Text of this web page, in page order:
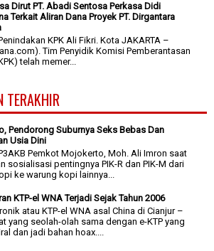
Dirut PT. Abadi Sentosa Perkasa Didi
Terkait Aliran Dana Proyek PT. Dirgantara
KPK Ali Fikri. Kota JAKARTA –
Tim Penyidik Komisi Pemberantasan
telah memer...
TERAKHIR
Pendorong Suburnya Seks Bebas Dan
Usia Dini
Pemkot Mojokerto, Moh. Ali Imron saat
sosialisasi pentingnya PIK-R dan PIK-M dari
ke warung kopi lainnya...
KTP-el WNA Terjadi Sejak Tahun 2006
atau KTP-el WNA asal China di Cianjur –
yang seolah-olah sama dengan e-KTP yang
dan jadi bahan hoax....